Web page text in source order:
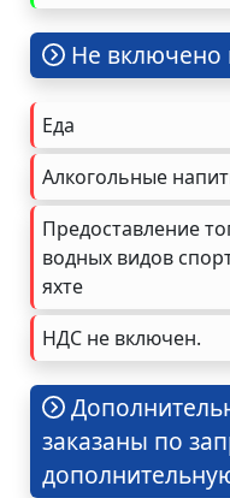
Не включено
Еда
Алкогольные
Предоставление
водных видов
яхте
НДС не включен.
заказаны по